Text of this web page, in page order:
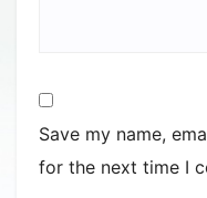
Save my name,
for the next time I